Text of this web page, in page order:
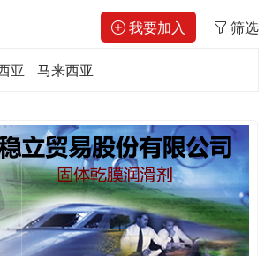
我要加入 筛选
亚 马来西亚